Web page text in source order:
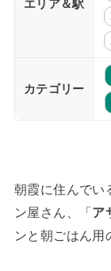
エリア＆駅
カテゴリー
朝霞に住んでい
ン屋さん、「ア
ンと朝ごはん用